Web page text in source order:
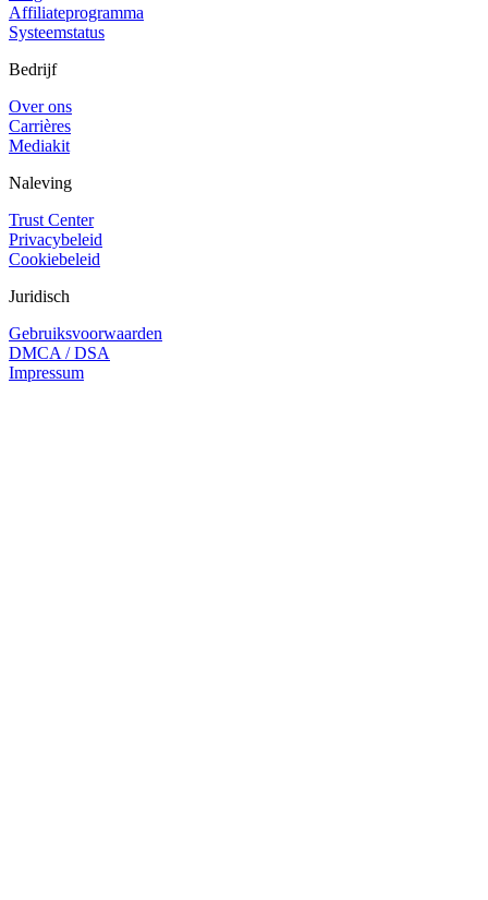
Affiliateprogramma
Systeemstatus
Bedrijf
Over ons
Carrières
Mediakit
Naleving
Trust Center
Privacybeleid
Cookiebeleid
Juridisch
Gebruiksvoorwaarden
DMCA / DSA
Impressum